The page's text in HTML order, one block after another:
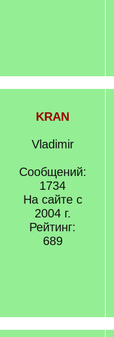
KRAN
Vladimir
Сообщений:
1734
На сайте с
2004 г.
Рейтинг:
689